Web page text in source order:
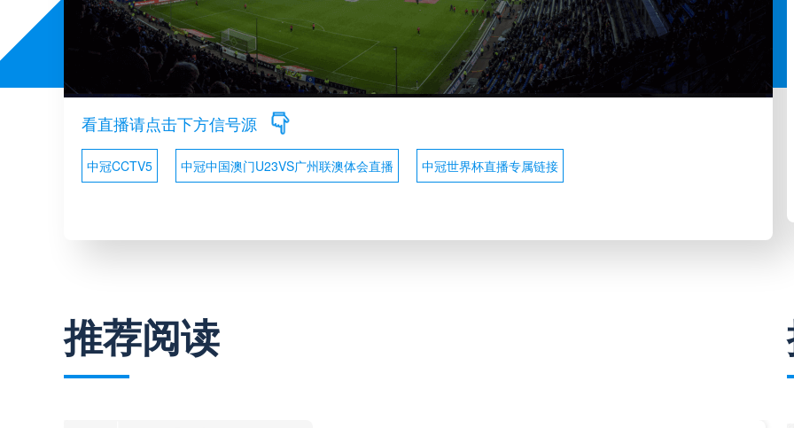
看直播请点击下方信号源
中冠CCTV5 中冠中国澳门U23VS广州联澳体会直播 中冠世界杯直播专属链接
推荐阅读